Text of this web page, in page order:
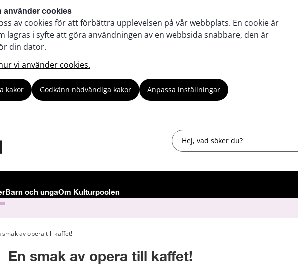
använder cookies
av cookies för att förbättra upplevelsen på vår webbplats. En cookie är
lagras i syfte att göra användningen av en webbsida snabbare, den är
din dator.
vi använder cookies.
kakor Godkänn nödvändiga kakor Anpassa inställningar
Sök
Barn och ungaOm Kulturpoolen
smak av opera till kaffet!
En smak av opera till kaffet!